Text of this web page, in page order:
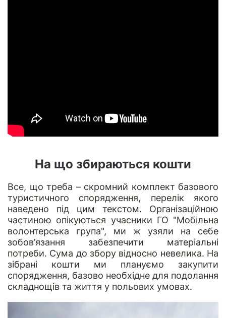
На що збираються кошти
Все, що треба – скромний комплект базового
туристичного спорядження, перелік якого
наведено під цим текстом. Організаційною
частиною опікуються учасники ГО "Мобільна
волонтерська група", ми ж узяли на себе
зобов’язання забезпечити матеріальні
потреби. Сума до збору відносно невелика. На
зібрані кошти ми плануємо закупити
спорядження, базово необхідне для подолання
складнощів та життя у польових умовах.